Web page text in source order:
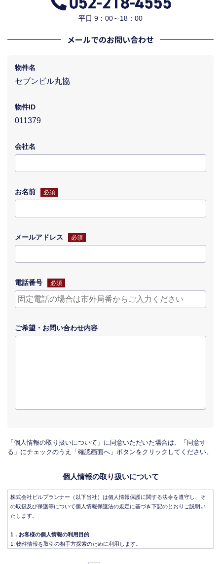
平日 9：00～18：00
メールでのお問い合わせ
物件名
セブンビル丸協
物件ID
011379
会社名
お名前 必須
メールアドレス 必須
電話番号 必須
ご希望・ お問い合わせ内容
「個人情報の取り扱いについて」に同意いただいた場合は、「同意す
る」にチェックのうえ「確認画面へ」ボタンをクリックしてください。
個人情報の取り扱いについて
株式会社ビルプランナー（以下当社）は個人情報保護に関する法令を遵守し、そ
の取扱及び保護等について個人情報保護法の規定に基づき下記のとおりご説明い
たします。
1．お客様の個人情報の利用目的
物件情報を取引の相手方探索のために利用します。
物件情報を、取引の相手方探索のため指定流通機構の物件検索システム（レイ